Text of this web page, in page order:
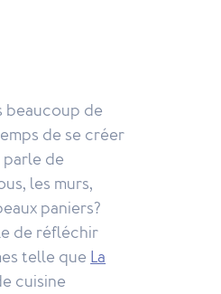
beaucoup de
de se créer
parle de
les murs,
paniers?
de réfléchir
telle queLa
cuisine